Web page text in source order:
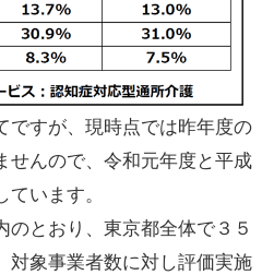
ですが、現時点では昨年度の
せんので、令和元年度と平成
います。
のとおり、東京都全体で３５
対象事業者数に対し評価実施